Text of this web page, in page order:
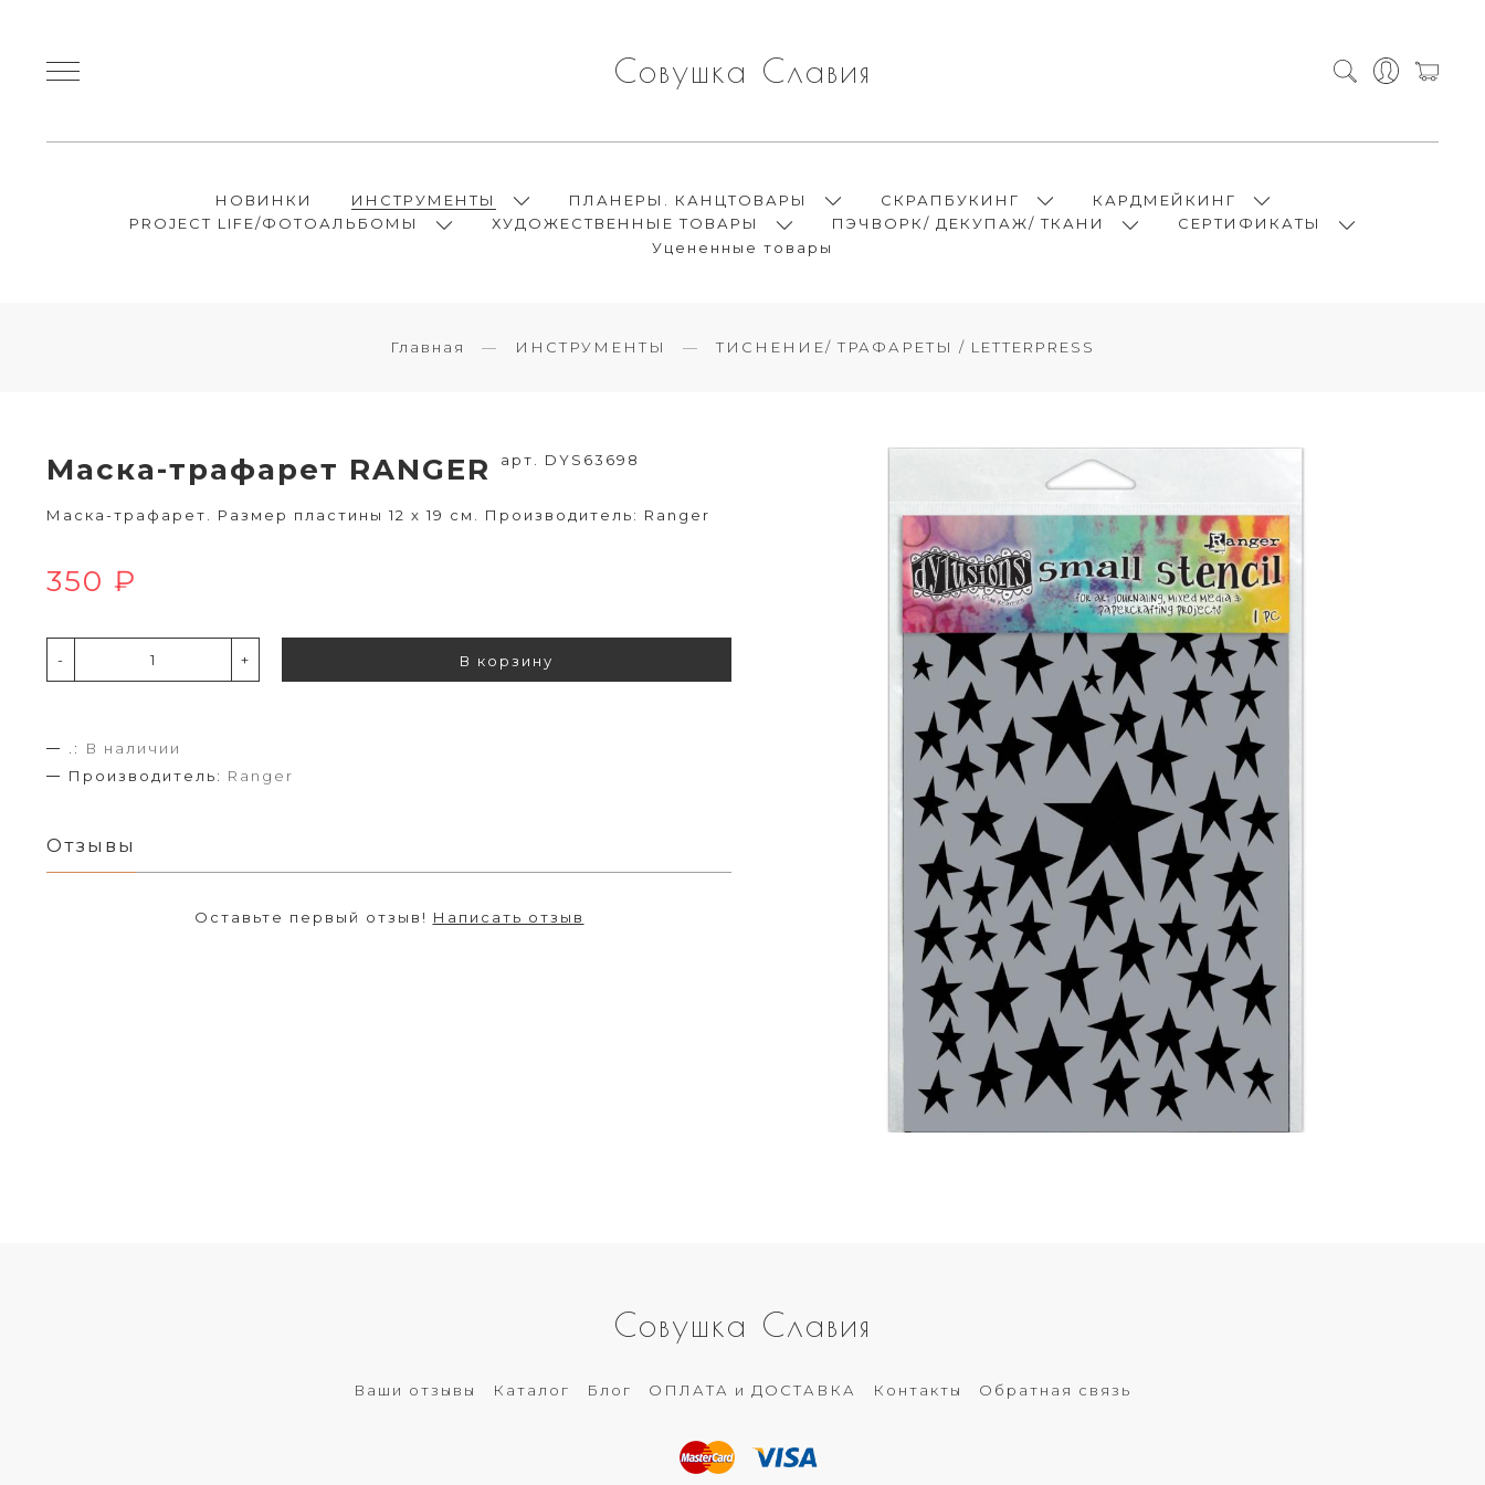
Совушка Славия
НОВИНКИ ИНСТРУМЕНТЫ ПЛАНЕРЫ. КАНЦТОВАРЫ СКРАПБУКИНГ
КАРДМЕЙКИНГ
PROJECT LIFE/ФОТОАЛЬБОМЫ
ХУДОЖЕСТВЕННЫЕ ТОВАРЫ ПЭЧВОРК/ ДЕКУПАЖ/ ТКАНИ
СЕРТИФИКАТЫ
Уцененные товары
Главная ИНСТРУМЕНТЫ ТИСНЕНИЕ/ ТРАФАРЕТЫ / LETTERPRESS
Маска-трафарет RANGER арт. DYS63698
Маска-трафарет. Размер пластины 12 x 19 см. Производитель: Ranger
350 ₽
- + В корзину
.:
В наличии
Производитель: Ranger
Отзывы
Оставьте первый отзыв! Написать отзыв
Совушка Славия
Ваши отзывы Каталог Блог ОПЛАТА и ДОСТАВКА Контакты Обратная связь